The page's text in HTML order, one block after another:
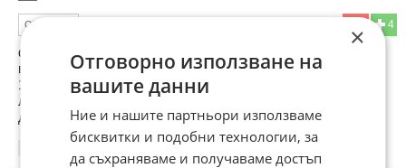
4
ОТГОВОР
фалшименто са тези кошници - първо, трябва да купиш
всички продукти от кошницата, второ - намалени са със
15% скъпи продукти, домати червени - 6 лева, ябълки - 3
лева, а при обикновените промоции - розови български
домати 3,30 лева, ябълки 1.90 лв.
×
Отговорно използване на
вашите данни
Ние и нашите партньори използваме
бисквитки и подобни технологии, за
да съхраняваме и получаваме достъп